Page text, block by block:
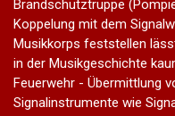
Brandschutztruppe
Koppelung mit dem
Musikkorps feststellen
in der Musikgeschichte
Feuerwehr - Übermittlung
Signalinstrumente wie